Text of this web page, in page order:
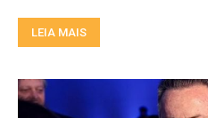
LEIA MAIS